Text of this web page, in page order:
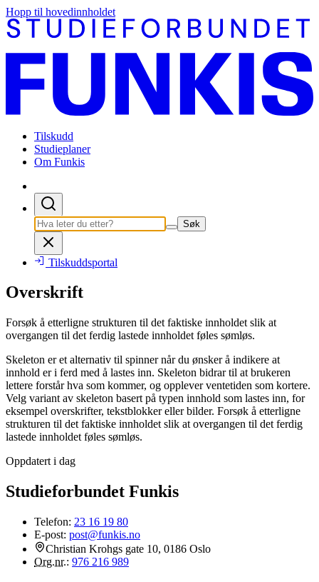
Hopp til hovedinnholdet
Tilskudd
Studieplaner
Om Funkis
Søk
Tilskuddsportal
Overskrift
Forsøk å etterligne strukturen til det faktiske innholdet slik at
overgangen til det ferdig lastede innholdet føles sømløs.
Skeleton er et alternativ til spinner når du ønsker å indikere at
innhold er i ferd med å lastes inn. Skeleton bidrar til at brukeren
lettere forstår hva som kommer, og opplever ventetiden som kortere.
Velg variant av skeleton basert på typen innhold som lastes inn, for
eksempel overskrifter, tekstblokker eller bilder. Forsøk å etterligne
strukturen til det faktiske innholdet slik at overgangen til det ferdig
lastede innholdet føles sømløs.
Oppdatert i dag
Studieforbundet Funkis
Telefon: 23 16 19 80
E-post: post@funkis.no
Christian Krohgs gate 10, 0186 Oslo
Org.nr.: 976 216 989